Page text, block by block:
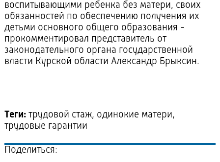
воспитывающими ребенка без матери, своих
обязанностей по обеспечению получения их
детьми основного общего образования -
прокомментировал представитель от
законодательного органа государственной
власти Курской области Александр Брыксин.
Теги:трудовой стаж, одинокие матери,
трудовые гарантии
Поделиться: